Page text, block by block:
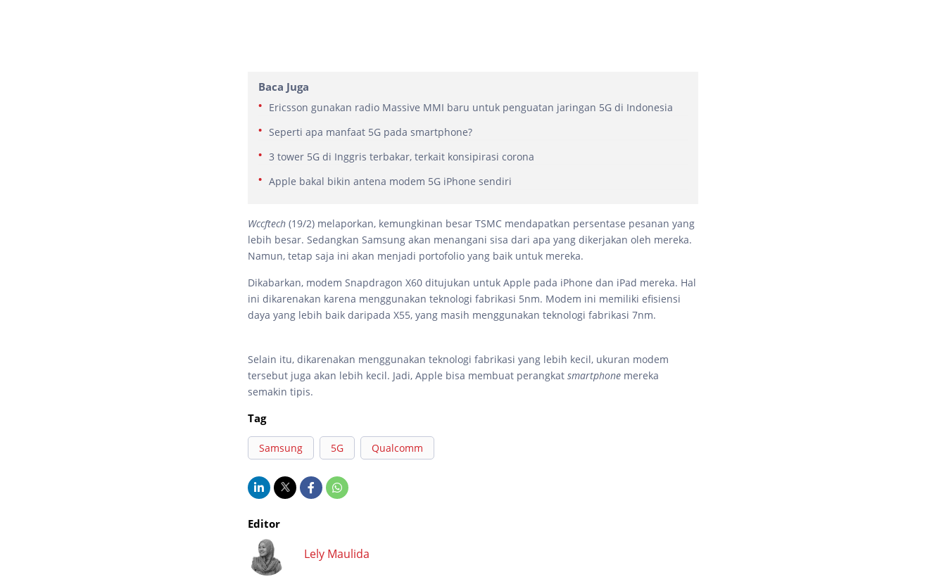
Baca Juga
Ericsson gunakan radio Massive MMI baru untuk penguatan jaringan 5G di Indonesia
Seperti apa manfaat 5G pada smartphone?
3 tower 5G di Inggris terbakar, terkait konsipirasi corona
Apple bakal bikin antena modem 5G iPhone sendiri
Wccftech (19/2) melaporkan, kemungkinan besar TSMC mendapatkan persentase pesanan yang
lebih besar. Sedangkan Samsung akan menangani sisa dari apa yang dikerjakan oleh mereka.
Namun, tetap saja ini akan menjadi portofolio yang baik untuk mereka.
Dikabarkan, modem Snapdragon X60 ditujukan untuk Apple pada iPhone dan iPad mereka. Hal
ini dikarenakan karena menggunakan teknologi fabrikasi 5nm. Modem ini memiliki efisiensi
daya yang lebih baik daripada X55, yang masih menggunakan teknologi fabrikasi 7nm.
Selain itu, dikarenakan menggunakan teknologi fabrikasi yang lebih kecil, ukuran modem
tersebut juga akan lebih kecil. Jadi, Apple bisa membuat perangkat smartphone mereka
semakin tipis.
Tag
Samsung 5G Qualcomm
Editor
Lely Maulida